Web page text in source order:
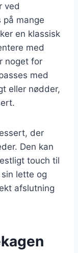
ved
på mange
en klassisk
med
noget for
med
eller nødder,
der
Den kan
touch til
lette og
afslutning